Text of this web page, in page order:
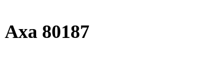
Axa 80187